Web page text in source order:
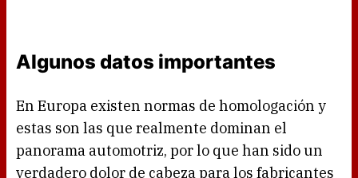
Algunos datos importantes
En Europa existen normas de homologación y
estas son las que realmente dominan el
panorama automotriz, por lo que han sido un
verdadero dolor de cabeza para los fabricantes